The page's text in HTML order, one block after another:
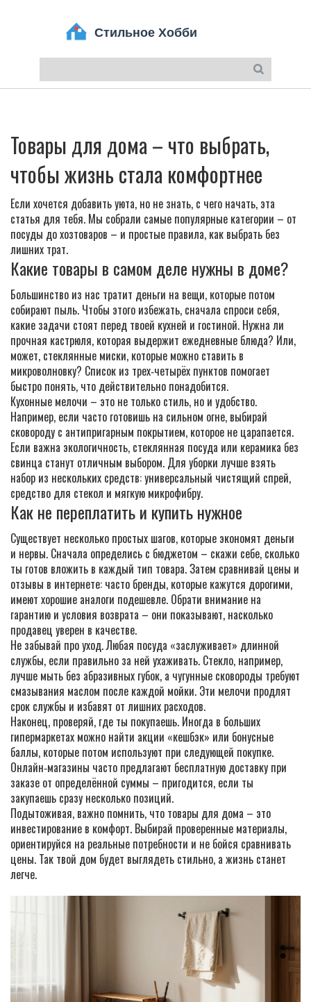
Товары для дома – что выбрать,
чтобы жизнь стала комфортнее
Если хочется добавить уюта, но не знать, с чего начать, эта
статья для тебя. Мы собрали самые популярные категории – от
посуды до хозтоваров – и простые правила, как выбрать без
лишних трат.
Какие товары в самом деле нужны в доме?
Большинство из нас тратит деньги на вещи, которые потом
собирают пыль. Чтобы этого избежать, сначала спроси себя,
какие задачи стоят перед твоей кухней и гостиной. Нужна ли
прочная кастрюля, которая выдержит ежедневные блюда? Или,
может, стеклянные миски, которые можно ставить в
микроволновку? Список из трех‑четырёх пунктов помогает
быстро понять, что действительно понадобится.
Кухонные мелочи – это не только стиль, но и удобство.
Например, если часто готовишь на сильном огне, выбирай
сковороду с антипригарным покрытием, которое не царапается.
Если важна экологичность, стеклянная посуда или керамика без
свинца станут отличным выбором. Для уборки лучше взять
набор из нескольких средств: универсальный чистящий спрей,
средство для стекол и мягкую микрофибру.
Как не переплатить и купить нужное
Существует несколько простых шагов, которые экономят деньги
и нервы. Сначала определись с бюджетом – скажи себе, сколько
ты готов вложить в каждый тип товара. Затем сравнивай цены и
отзывы в интернете: часто бренды, которые кажутся дорогими,
имеют хорошие аналоги подешевле. Обрати внимание на
гарантию и условия возврата – они показывают, насколько
продавец уверен в качестве.
Не забывай про уход. Любая посуда «заслуживает» длинной
службы, если правильно за ней ухаживать. Стекло, например,
лучше мыть без абразивных губок, а чугунные сковороды требуют
смазывания маслом после каждой мойки. Эти мелочи продлят
срок службы и избавят от лишних расходов.
Наконец, проверяй, где ты покупаешь. Иногда в больших
гипермаркетах можно найти акции «кешбэк» или бонусные
баллы, которые потом используют при следующей покупке.
Онлайн‑магазины часто предлагают бесплатную доставку при
заказе от определённой суммы – пригодится, если ты
закупаешь сразу несколько позиций.
Подытоживая, важно помнить, что товары для дома – это
инвестирование в комфорт. Выбирай проверенные материалы,
ориентируйся на реальные потребности и не бойся сравнивать
цены. Так твой дом будет выглядеть стильно, а жизнь станет
легче.